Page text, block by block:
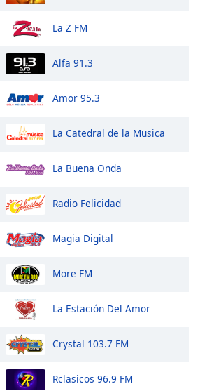
La Z FM
Alfa 91.3
Amor 95.3
La Catedral de la Musica
La Buena Onda
Radio Felicidad
Magia Digital
More FM
La Estación Del Amor
Crystal 103.7 FM
Rclasicos 96.9 FM